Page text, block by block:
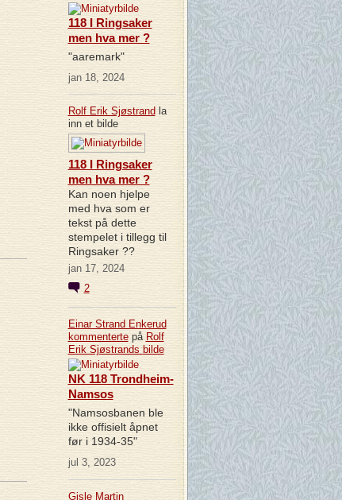
118 I Ringsaker
men hva mer ?
"aaremark"
jan 18, 2024
Rolf Erik Sjøstrand la
inn et bilde
118 I Ringsaker
men hva mer ?
Kan noen hjelpe
med hva som er
tekst på dette
stempelet i tillegg til
Ringsaker ??
jan 17, 2024
2
Einar Strand Enkerud
kommentertepå Rolf
Erik Sjøstrandsbilde
NK 118 Trondheim-
Namsos
"Namsosbanen ble
ikke offisielt åpnet
før i 1934-35"
jul 3, 2023
Gisle Martin